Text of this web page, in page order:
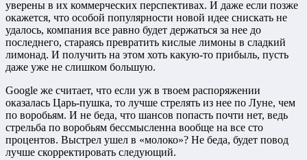
уверены в их коммерческих перспективах. И даже если позже
окажется, что особой популярности новой идее снискать не
удалось, компания все равно будет держаться за нее до
последнего, стараясь превратить кислые лимоны в сладкий
лимонад. И получить на этом хоть какую-то прибыль, пусть
даже уже не слишком большую.
Google же считает, что если уж в твоем распоряжении
оказалась Царь-пушка, то лучше стрелять из нее по Луне, чем
по воробьям. И не беда, что шансов попасть почти нет, ведь
стрельба по воробьям бессмысленна вообще на все сто
процентов. Выстрел ушел в «молоко»? Не беда, будет повод
лучше скорректировать следующий.